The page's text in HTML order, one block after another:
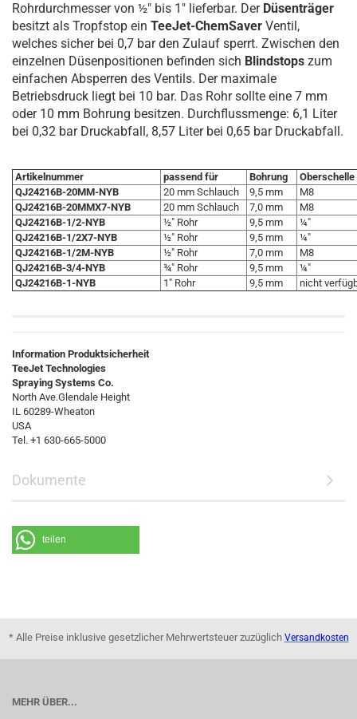
Rohrdurchmesser von ½" bis 1" lieferbar. Der Düsenträger
besitzt als Tropfstop ein TeeJet-ChemSaver Ventil,
welches sicher bei 0,7 bar den Zulauf sperrt. Zwischen den
einzelnen Düsenpositionen befinden sich Blindstops zum
einfachen Absperren des Ventils. Der maximale
Betriebsdruck liegt bei 10 bar. Das Rohr sollte eine 7 mm
oder 10 mm Bohrung besitzen. Durchflussmenge: 6,1 Liter
bei 0,32 bar Druckabfall, 8,57 Liter bei 0,65 bar Druckabfall.
Artikelnummer passend für Bohrung
QJ24216B-20MM-NYB
20 mm Schlauch 9,5 mm
M8
QJ24216B-20MMX7-NYB
20 mm Schlauch 7,0 mm
M8
QJ24216B-1/2-NYB
½" Rohr 9,5 mm
¼"
QJ24216B-1/2X7-NYB
½" Rohr 9,5 mm
¼"
QJ24216B-1/2M-NYB
½" Rohr 7,0 mm
M8
QJ24216B-3/4-NYB
¾" Rohr 9,5 mm
¼"
QJ24216B-1-NYB
1" Rohr 9,5 mm nicht
Information Produktsicherheit
TeeJet Technologies
Spraying Systems Co.
North Ave.Glendale Height
IL 60289-Wheaton
USA
Tel. +1 630-665-5000
Dokumente
teilen
* Alle Preise inklusive gesetzlicher Mehrwertsteuer zuzüglich Versandkosten
MEHR ÜBER...